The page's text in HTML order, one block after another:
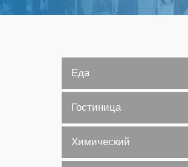
Еда
Гостиница
Химический